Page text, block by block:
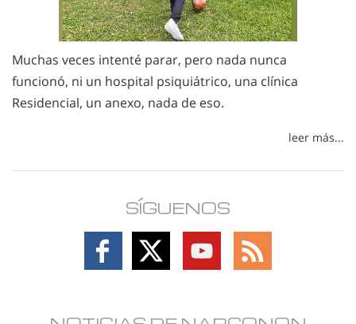
Muchas veces intenté parar, pero nada nunca
funcionó, ni un hospital psiquiátrico, una clínica
Residencial, un anexo, nada de eso.
leer más...
SÍGUENOS
Follow
on
Follow
on
Follow
on
Follow
on